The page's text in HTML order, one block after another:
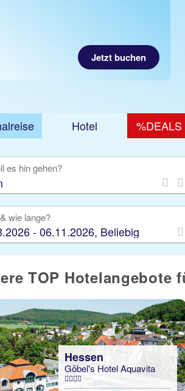
Jetzt buchen
Hotel %DEALS
es hin gehen?
wie lange?
- 06.11.2026, Beliebig
TOP Hotelangebote
Hessen
Göbel's Hotel Aquavita